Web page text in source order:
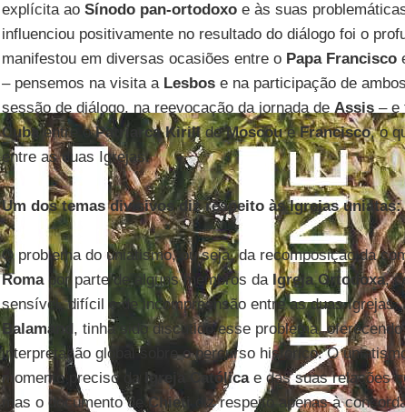
explícita ao Sínodo pan-ortodoxoe às suas
influenciou positivamente no resultado do diálogo foi o
manifestou em diversas ocasiões entre o Papa Francisco
– pensemos na visita a Lesbose na participação de
sessão de diálogo, na reevocação da jornada de Assis– e
Cubaentre oPatriarca KirilldeMoscoueFrancisco, o
entre as duas Igrejas.
Um dos temas divisivos diz respeito às Igrejas
O problema do uniatismo, ou seja, da recomposição da
Romapor parte de alguns membros da Igreja Ortodoxa,
sensível, difícil e de incompreensão entre as duas Igrejas.
Balamand, tinha sido discutido esse problema,
interpretação global sobre o percurso histórico. O
momento preciso da Igreja Católicae das suas relações
mas o documento deChieti
diz respeito apenas à